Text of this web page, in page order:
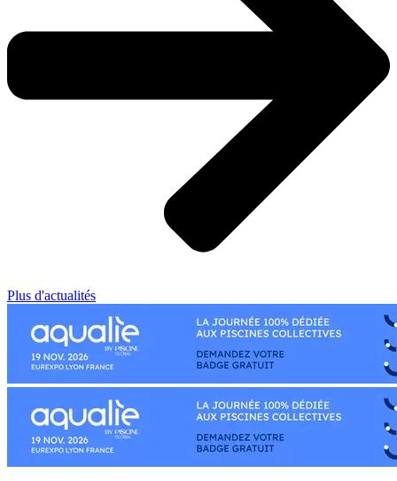
Plus d'actualités